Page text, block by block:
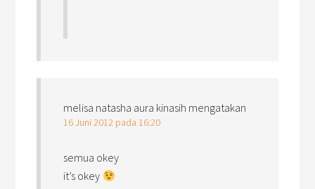
melisa natasha aura kinasih mengatakan
16 Juni 2012 pada 16:20
semua okey
it’s okey